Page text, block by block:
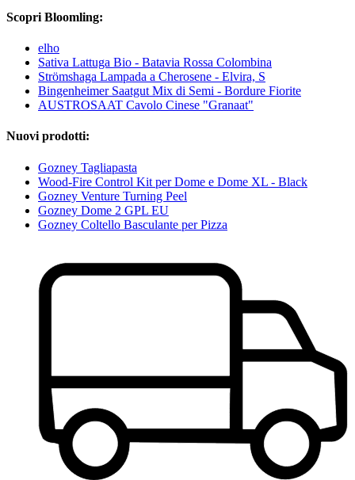
Scopri Bloomling:
elho
Sativa Lattuga Bio - Batavia Rossa Colombina
Strömshaga Lampada a Cherosene - Elvira, S
Bingenheimer Saatgut Mix di Semi - Bordure Fiorite
AUSTROSAAT Cavolo Cinese "Granaat"
Nuovi prodotti:
Gozney Tagliapasta
Wood-Fire Control Kit per Dome e Dome XL - Black
Gozney Venture Turning Peel
Gozney Dome 2 GPL EU
Gozney Coltello Basculante per Pizza